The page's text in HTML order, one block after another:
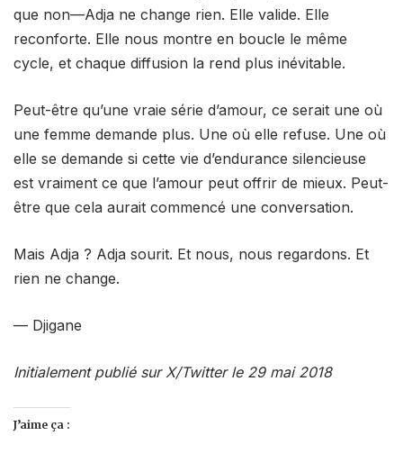
que non—Adja ne change rien. Elle valide. Elle
reconforte. Elle nous montre en boucle le même
cycle, et chaque diffusion la rend plus inévitable.
Peut-être qu’une vraie série d’amour, ce serait une où
une femme demande plus. Une où elle refuse. Une où
elle se demande si cette vie d’endurance silencieuse
est vraiment ce que l’amour peut offrir de mieux. Peut-
être que cela aurait commencé une conversation.
Mais Adja ? Adja sourit. Et nous, nous regardons. Et
rien ne change.
— Djigane
Initialement publié sur X/Twitter le 29 mai 2018
J’aime ça :